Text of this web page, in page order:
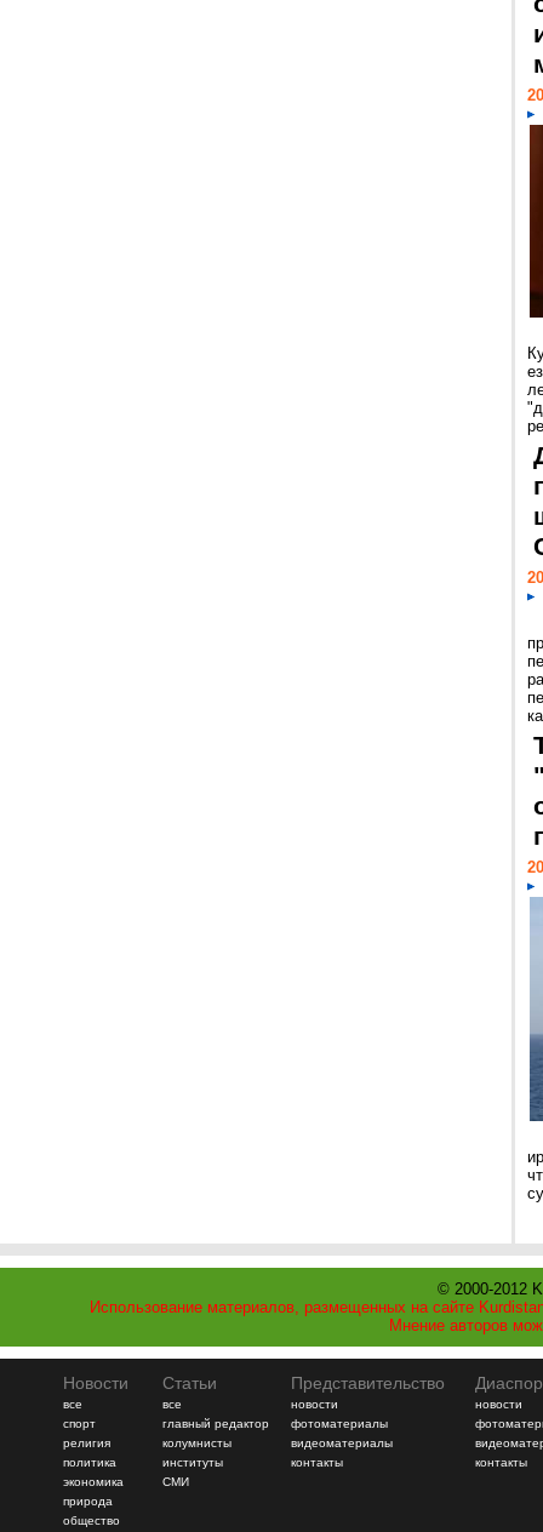
© 2000-2012
Использование материалов, размещенных на сайте
Мнение авторов
Новости
все
спорт
религия
политика
экономика
природа
общество
Статьи
все
главный редактор
колумнисты
институты
СМИ
Представительство
новости
фотоматериалы
видеоматериалы
контакты
новости
контакты